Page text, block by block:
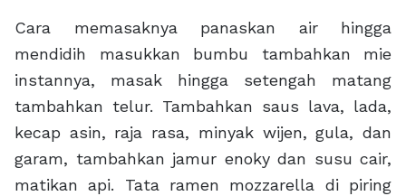
Cara memasaknya panaskan air hingga
mendidih masukkan bumbu tambahkan mie
instannya, masak hingga setengah matang
tambahkan telur. Tambahkan saus lava, lada,
kecap asin, raja rasa, minyak wijen, gula, dan
garam, tambahkan jamur enoky dan susu cair,
matikan api. Tata ramen mozzarella di piring